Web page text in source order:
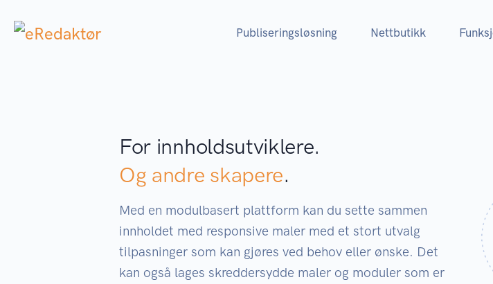
Publiseringsløsning Nettbutikk
For innholdsutviklere.
Og andre skapere.
Med en modulbasert plattform kan du sette sammen
innholdet med responsive maler med et stort utvalg
tilpasninger som kan gjøres ved behov eller ønske. Det
kan også lages skreddersydde maler og moduler som er